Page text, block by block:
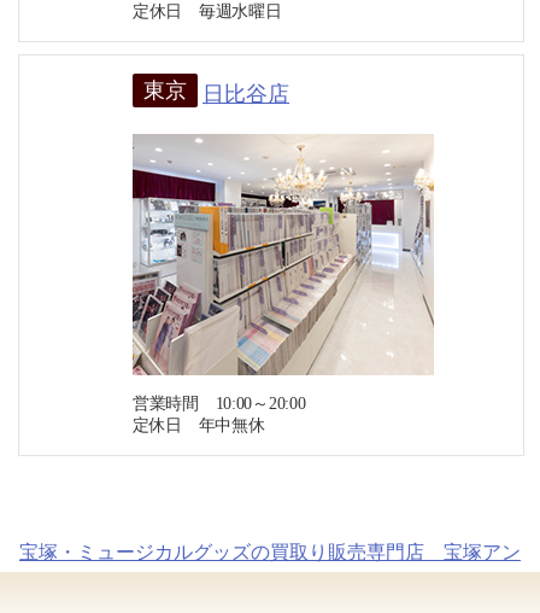
定休日 毎週水曜日
東京 日比谷店
営業時間 10:00～20:00
定休日 年中無休
宝塚・ミュージカルグッズの買取り販売専門店 宝塚アン